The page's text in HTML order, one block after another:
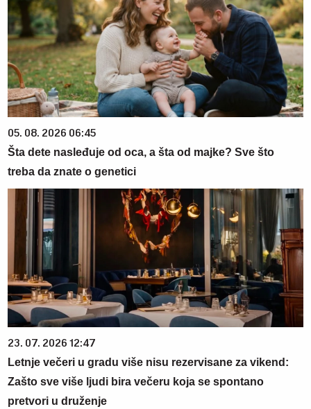
05. 08. 2026 06:45
Šta dete nasleđuje od oca, a šta od majke? Sve što
treba da znate o genetici
23. 07. 2026 12:47
Letnje večeri u gradu više nisu rezervisane za vikend:
Zašto sve više ljudi bira večeru koja se spontano
pretvori u druženje